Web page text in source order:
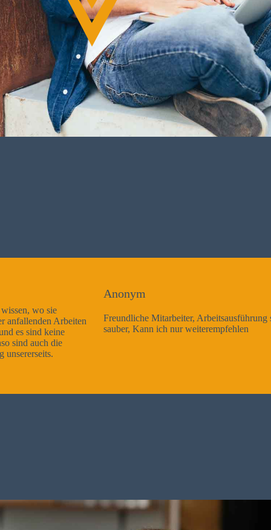
Freundliche Mitarbeiter, Arbeitsausführung sehr gut und sehr
sauber, Kann ich nur weiterempfehlen